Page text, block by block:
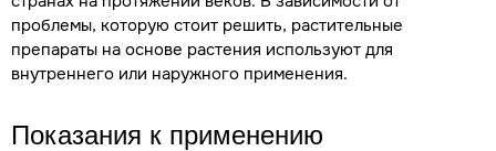
проблемы, которую стоит решить, растительные
препараты на основе растения используют для
внутреннего или наружного применения.
Показания к применению